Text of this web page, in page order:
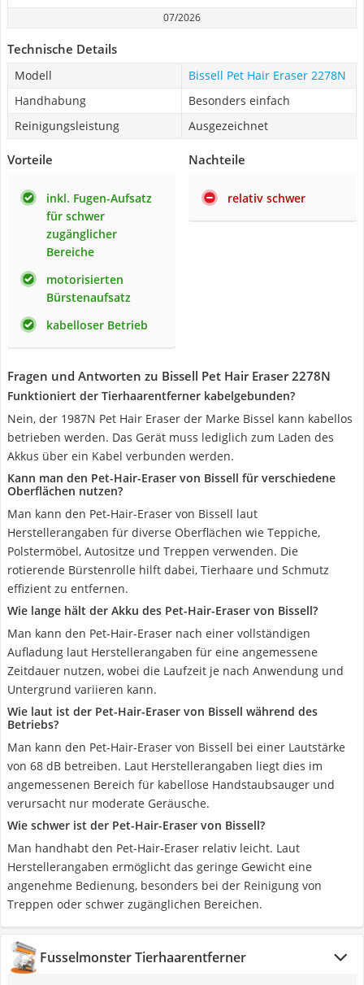
07/2026
Technische Details
Modell
Bissell Pet Hair Eraser 2278N
Handhabung
Besonders einfach
Reinigungsleistung
Ausgezeichnet
Vorteile
inkl. Fugen-Aufsatz
für schwer
zugänglicher
Bereiche
motorisierten
Bürstenaufsatz
kabelloser Betrieb
Nachteile
relativ schwer
Fragen und Antworten zu Bissell Pet Hair Eraser 2278N
Funktioniert der Tierhaarentferner kabelgebunden?
Nein, der 1987N Pet Hair Eraser der Marke Bissel kann kabellos
betrieben werden. Das Gerät muss lediglich zum Laden des
Akkus über ein Kabel verbunden werden.
Kann man den Pet-Hair-Eraser von Bissell für verschiedene
Oberflächen nutzen?
Man kann den Pet-Hair-Eraser von Bissell laut
Herstellerangaben für diverse Oberflächen wie Teppiche,
Polstermöbel, Autositze und Treppen verwenden. Die
rotierende Bürstenrolle hilft dabei, Tierhaare und Schmutz
effizient zu entfernen.
Wie lange hält der Akku des Pet-Hair-Eraser von Bissell?
Man kann den Pet-Hair-Eraser nach einer vollständigen
Aufladung laut Herstellerangaben für eine angemessene
Zeitdauer nutzen, wobei die Laufzeit je nach Anwendung und
Untergrund variieren kann.
Wie laut ist der Pet-Hair-Eraser von Bissell während des
Betriebs?
Man kann den Pet-Hair-Eraser von Bissell bei einer Lautstärke
von 68 dB betreiben. Laut Herstellerangaben liegt dies im
angemessenen Bereich für kabellose Handstaubsauger und
verursacht nur moderate Geräusche.
Wie schwer ist der Pet-Hair-Eraser von Bissell?
Man handhabt den Pet-Hair-Eraser relativ leicht. Laut
Herstellerangaben ermöglicht das geringe Gewicht eine
angenehme Bedienung, besonders bei der Reinigung von
Treppen oder schwer zugänglichen Bereichen.
Fusselmonster Tierhaarentferner